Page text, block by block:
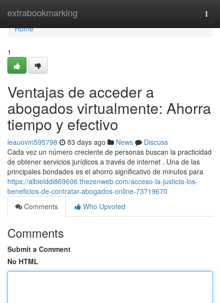
extrabookmarking
Home
Home
1
Ventajas de acceder a
abogados virtualmente: Ahorra
tiempo y efectivo
leauovm595798 83 days ago News
Discuss
Cada vez un número creciente de personas buscan la practicidad
de obtener servicios jurídicos a través de internet . Una de las
principales bondades es el ahorro significativo de minutos para
https://albielddi869606.thezenweb.com/acceso-la-justicia-los-
beneficios-de-contratar-abogados-online-73719670
Comments
Who Upvoted
Comments
Submit a Comment
No HTML